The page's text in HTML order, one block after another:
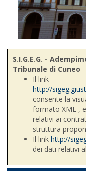
S.I.G.E.G. -
Tribunale di Cuneo
Il link
http://
consente la
formato XML ,
relativi ai
struttura
Il link http://
dei dati relativi